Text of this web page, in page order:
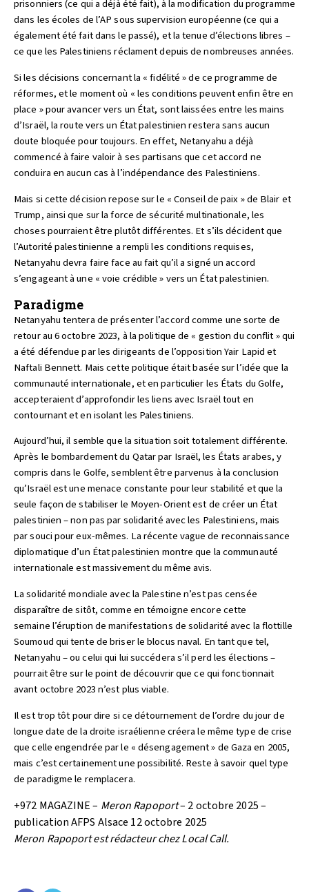
prisonniers (ce qui a déjà été fait), à la modification du programme
dans les écoles de l’AP sous supervision européenne (ce qui a
également été fait dans le passé), et la tenue d’élections libres –
ce que les Palestiniens réclament depuis de nombreuses années.
Si les décisions concernant la « fidélité » de ce programme de
réformes, et le moment où « les conditions peuvent enfin être en
place » pour avancer vers un État, sont laissées entre les mains
d’Israël, la route vers un État palestinien restera sans aucun
doute bloquée pour toujours. En effet, Netanyahu a déjà
commencé à faire valoir à ses partisans que cet accord ne
conduira en aucun cas à l’indépendance des Palestiniens.
Mais si cette décision repose sur le « Conseil de paix » de Blair et
Trump, ainsi que sur la force de sécurité multinationale, les
choses pourraient être plutôt différentes. Et s’ils décident que
l’Autorité palestinienne a rempli les conditions requises,
Netanyahu devra faire face au fait qu’il a signé un accord
s’engageant à une « voie crédible » vers un État palestinien.
Paradigme
Netanyahu tentera de présenter l’accord comme une sorte de
retour au 6 octobre 2023, à la politique de « gestion du conflit » qui
a été défendue par les dirigeants de l’opposition Yair Lapid et
Naftali Bennett. Mais cette politique était basée sur l’idée que la
communauté internationale, et en particulier les États du Golfe,
accepteraient d’approfondir les liens avec Israël tout en
contournant et en isolant les Palestiniens.
Aujourd’hui, il semble que la situation soit totalement différente.
Après le bombardement du Qatar par Israël, les États arabes, y
compris dans le Golfe, semblent être parvenus à la conclusion
qu’Israël est une menace constante pour leur stabilité et que la
seule façon de stabiliser le Moyen-Orient est de créer un État
palestinien – non pas par solidarité avec les Palestiniens, mais
par souci pour eux-mêmes. La récente vague de reconnaissance
diplomatique d’un État palestinien montre que la communauté
internationale est massivement du même avis.
La solidarité mondiale avec la Palestine n’est pas censée
disparaître de sitôt, comme en témoigne encore cette
semaine l’éruption de manifestations de solidarité avec la flottille
Soumoud qui tente de briser le blocus naval. En tant que tel,
Netanyahu – ou celui qui lui succédera s’il perd les élections –
pourrait être sur le point de découvrir que ce qui fonctionnait
avant octobre 2023 n’est plus viable.
Il est trop tôt pour dire si ce détournement de l’ordre du jour de
longue date de la droite israélienne créera le même type de crise
que celle engendrée par le « désengagement » de Gaza en 2005,
mais c’est certainement une possibilité. Reste à savoir quel type
de paradigme le remplacera.
+972 MAGAZINE – Meron Rapoport– 2 octobre 2025 –
publication AFPS Alsace 12 octobre 2025
Meron Rapoport est rédacteur chez Local Call.